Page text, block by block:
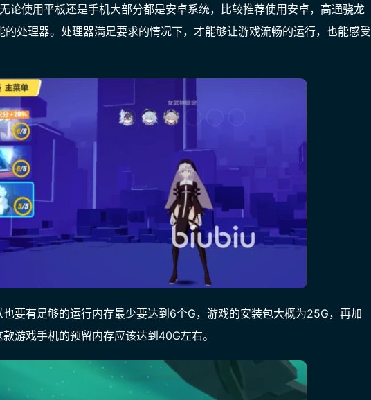
论使用平板还是手机大部分都是安卓系统，比较推荐使用安卓，高通骁龙
处理器。处理器满足要求的情况下，才能够让游戏流畅的运行，也能感受
要有足够的运行内存最少要达到6个G，游戏的安装包大概为25G，再加
游戏手机的预留内存应该达到40G左右。